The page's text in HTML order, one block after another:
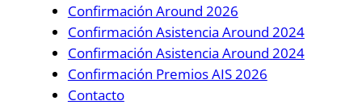
Confirmación Around 2026
Confirmación Asistencia Around 2024
Confirmación Asistencia Around 2024
Confirmación Premios AIS 2026
Contacto